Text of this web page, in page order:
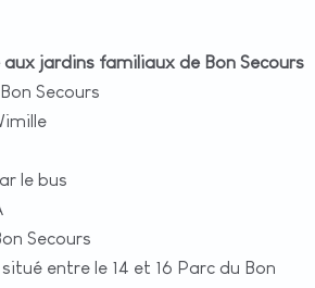
aux jardins familiaux de Bon Secours
Secours
le bus
Secours
entre le 14 et 16 Parc du Bon